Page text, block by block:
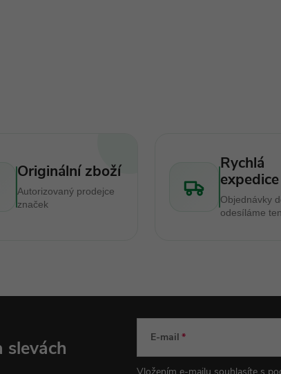
Originální zboží
Autorizovaný prodejce
značek
Rychlá
expedice
Objednávky
odesíláme
slevách E-mail